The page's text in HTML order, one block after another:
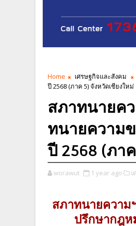
Home เศรษฐกิจและสังคม
ปี 2568 (ภาค 5) จังหวัดเชียงใหม่
สภาทนายค
ทนายความ
ปี 2568 (ภา
worawut 1 year ago
สภาทนายความ
ปรึกษากฎห